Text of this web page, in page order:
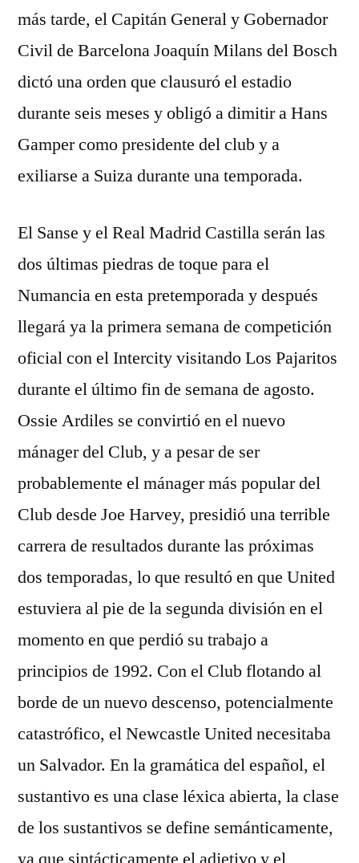
más tarde, el Capitán General y Gobernador
Civil de Barcelona Joaquín Milans del Bosch
dictó una orden que clausuró el estadio
durante seis meses y obligó a dimitir a Hans
Gamper como presidente del club y a
exiliarse a Suiza durante una temporada.
El Sanse y el Real Madrid Castilla serán las
dos últimas piedras de toque para el
Numancia en esta pretemporada y después
llegará ya la primera semana de competición
oficial con el Intercity visitando Los Pajaritos
durante el último fin de semana de agosto.
Ossie Ardiles se convirtió en el nuevo
mánager del Club, y a pesar de ser
probablemente el mánager más popular del
Club desde Joe Harvey, presidió una terrible
carrera de resultados durante las próximas
dos temporadas, lo que resultó en que United
estuviera al pie de la segunda división en el
momento en que perdió su trabajo a
principios de 1992. Con el Club flotando al
borde de un nuevo descenso, potencialmente
catastrófico, el Newcastle United necesitaba
un Salvador. En la gramática del español, el
sustantivo es una clase léxica abierta, la clase
de los sustantivos se define semánticamente,